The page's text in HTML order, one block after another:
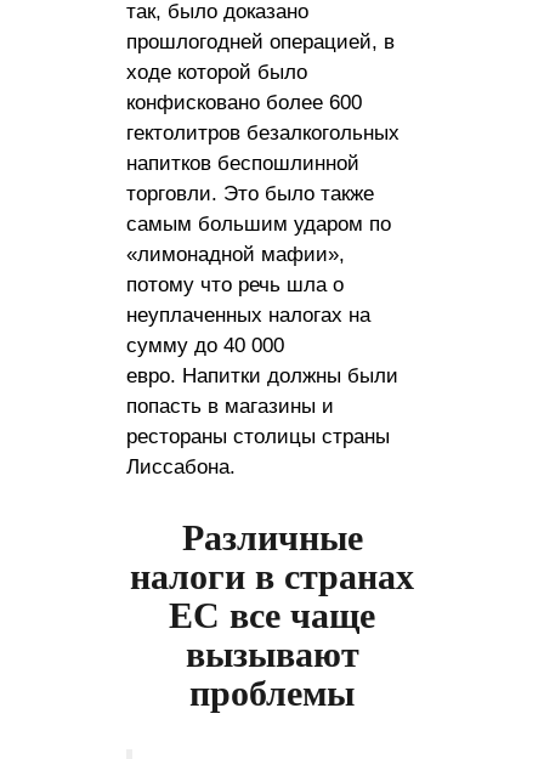
так, было доказано
прошлогодней операцией, в
ходе которой было
конфисковано более 600
гектолитров безалкогольных
напитков беспошлинной
торговли. Это было также
самым большим ударом по
«лимонадной мафии»,
потому что речь шла о
неуплаченных налогах на
сумму до 40 000
евро. Напитки должны были
попасть в магазины и
рестораны столицы страны
Лиссабона.
Различные
налоги в странах
ЕС все чаще
вызывают
проблемы